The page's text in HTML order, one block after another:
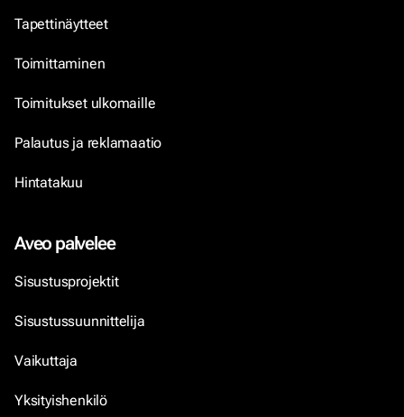
Tapettinäytteet
Toimittaminen
Toimitukset ulkomaille
Palautus ja reklamaatio
Hintatakuu
Aveo palvelee
Sisustusprojektit
Sisustussuunnittelija
Vaikuttaja
Yksityishenkilö